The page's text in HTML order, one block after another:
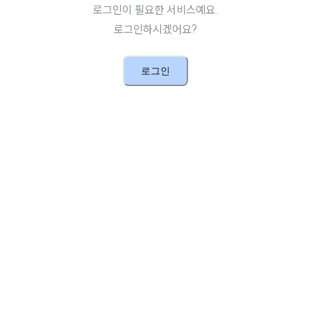
로그인이 필요한 서비스예요.
로그인하시겠어요?
로그인